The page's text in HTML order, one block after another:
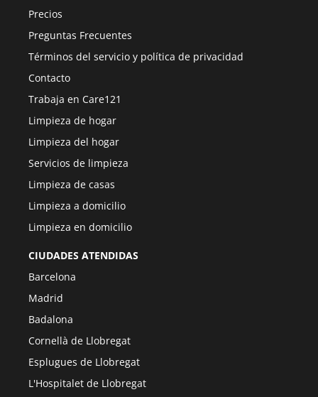
Precios
Preguntas Frecuentes
Términos del servicio y política de privacidad
Contacto
Trabaja en Care121
Limpieza de hogar
Limpieza del hogar
Servicios de limpieza
Limpieza de casas
Limpieza a domicilio
Limpieza en domicilio
CIUDADES ATENDIDAS
Barcelona
Madrid
Badalona
Cornellà de Llobregat
Esplugues de Llobregat
L'Hospitalet de Llobregat